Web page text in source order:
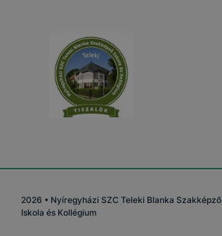
2026 • Nyíregyházi SZC Teleki Blanka Szakképző
Iskola és Kollégium